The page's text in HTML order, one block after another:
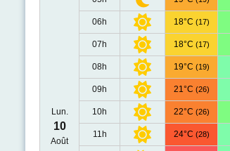
Lun.
10
Août
06h 18°C (17)
07h 18°C (17)
08h 19°C (19)
09h 21°C (26)
10h 22°C (26)
11h 24°C (28)